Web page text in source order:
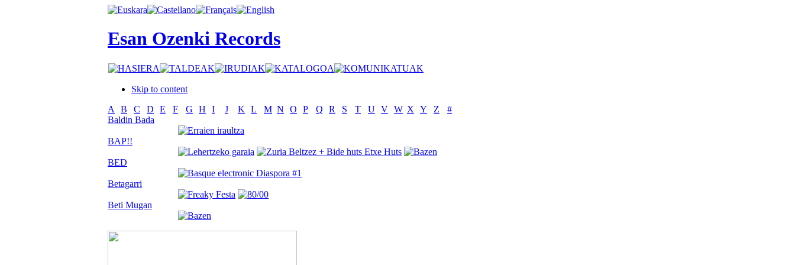
Esan Ozenki Records
Skip to content
A
B C D E F G H I J K L M N O P Q R S T U V W X Y Z
#
Baldin Bada
BAP!!
BED
Betagarri
Beti Mugan